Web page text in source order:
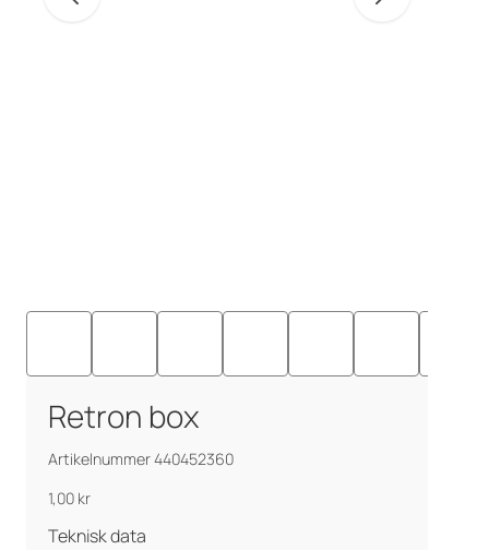
Retron box
Artikelnummer 440452360
1,00 kr
Teknisk data